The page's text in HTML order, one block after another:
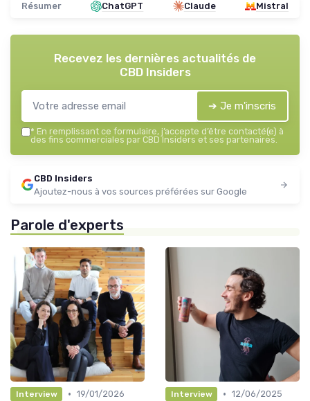
Résumer ChatGPT Claude Mistral
Recevez les dernières actualités de
CBD Insiders
➔ Je m'inscris
* En remplissant ce formulaire, j’accepte d’être contacté(e) à
des fins commerciales par CBD Insiders et ses partenaires.
CBD Insiders
Ajoutez-nous à vos sources préférées sur Google
Parole d'experts
Interview • 19/01/2026
Interview • 12/06/2025